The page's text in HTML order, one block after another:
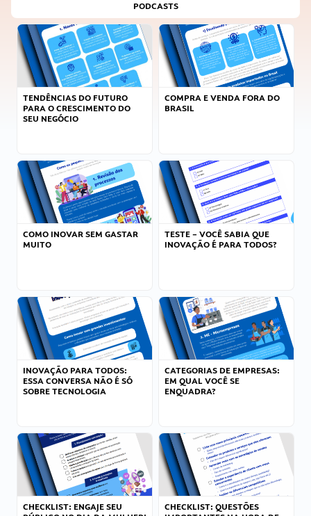
PODCASTS
TENDÊNCIAS DO FUTURO
PARA O CRESCIMENTO DO
SEU NEGÓCIO
COMPRA E VENDA FORA DO
BRASIL
COMO INOVAR SEM GASTAR
MUITO
TESTE – VOCÊ SABIA QUE
INOVAÇÃO É PARA TODOS?
INOVAÇÃO PARA TODOS:
ESSA CONVERSA NÃO É SÓ
SOBRE TECNOLOGIA
CATEGORIAS DE EMPRESAS:
EM QUAL VOCÊ SE
ENQUADRA?
CHECKLIST: ENGAJE SEU
CHECKLIST: QUESTÕES